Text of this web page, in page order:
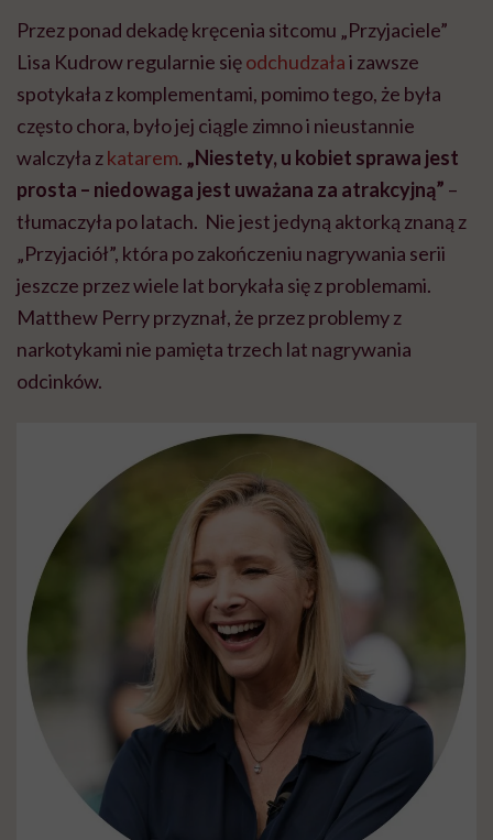
Przez ponad dekadę kręcenia sitcomu „Przyjaciele”
Lisa Kudrow regularnie sięodchudzałai zawsze
spotykała z komplementami, pomimo tego, że była
często chora, było jej ciągle zimno i nieustannie
walczyła zkatarem. „Niestety, u kobiet sprawa jest
prosta – niedowaga jest uważana za atrakcyjną” –
tłumaczyła po latach. Nie jest jedyną aktorką znaną z
„Przyjaciół”, która po zakończeniu nagrywania serii
jeszcze przez wiele lat borykała się z problemami.
Matthew Perry przyznał, że przez problemy z
narkotykami nie pamięta trzech lat nagrywania
odcinków.